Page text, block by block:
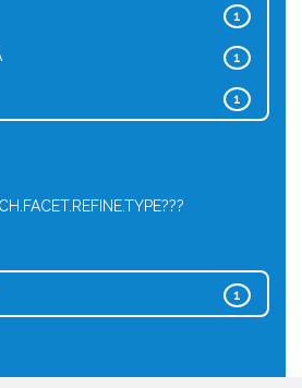
1
1
1
1